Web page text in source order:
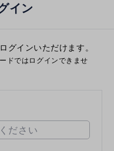
イン
グインいただけます。
ドではログインできませ